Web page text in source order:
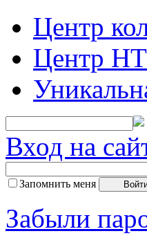
Центр
Центр
Вход на
Запомнить меня
Забыли